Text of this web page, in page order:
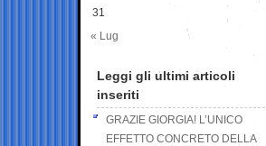
31
« Lug
Leggi gli ultimi articoli
inseriti
GRAZIE GIORGIA! L’UNICO
EFFETTO CONCRETO DELLA